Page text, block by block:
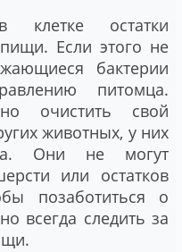
клетке остатки
Если этого не
бактерии
питомца.
очистить свой
животных, у них
Они не могут
или остатков
позаботиться о
всегда следить за